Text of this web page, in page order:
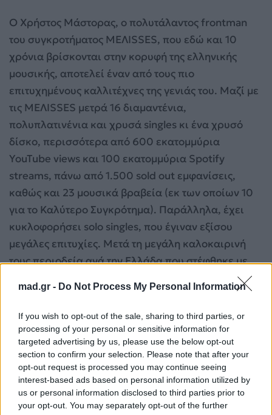
mad.gr - Do Not Process My Personal Information
If you wish to opt-out of the sale, sharing to third parties, or
processing of your personal or sensitive information for
targeted advertising by us, please use the below opt-out
section to confirm your selection. Please note that after your
opt-out request is processed you may continue seeing
interest-based ads based on personal information utilized by
us or personal information disclosed to third parties prior to
your opt-out. You may separately opt-out of the further
Ο Χρήστος Μάστορας, ο πολυτάλαντος frontman
του συγκροτήματος ΜΕΛΙSSES, που εδώ και 10
χρόνια βρίσκονται στην κορυφή της ελληνικής
μουσικής, αποτελεί έναν από τους πιο
επιτυχημένους καλλιτέχνες της γενιάς του. Μαζί με
τις ΜΕΛΙSSES μετρά 16 διαμαντένια,
πολυπλατινένια και χρυσά singles κι ένα χρυσό
δίσκο, περισσότερα από 600 εκατομμύρια
YouTube views και 100 εκατομμύρια Spotify
streams, πάνω από 1.500 sold out εμφανίσεις,
καθώς και 23 μουσικά βραβεία (εκ των οποίων 10
για το Καλύτερο Συγκρότημα). Παράλληλα, έχει
κυκλοφορήσει solo singles, που έγιναν εξίσου
μεγάλες επιτυχίες. Μετά τη μεγάλη καλοκαιρινή
τους περιοδεία ανά την Ελλάδα που στέφθηκε με
απόλυτη επιτυχία, οι ΜΕΛΙSSES θα δώσουν μία
μοναδική συναυλία στο Ωδείο Ηρώδου Αττικού στις
12 Σεπτεμβρίου, όπου θα παρουσιάσουν ένα
αφιέρωμα στα ελληνικά συγκροτήματα με
τιμώμενους καλεσμένους τους Πασχάλη, Μπάμπη
Στόκα και Κώστα Τουρνά, ενισχύοντας το «Μαζί για
το Παιδί».
Ακούστε εδώ το τραγούδι: